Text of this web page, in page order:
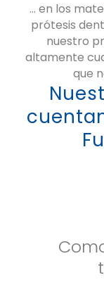
… en los
prótesis
nuestro
altamente
que